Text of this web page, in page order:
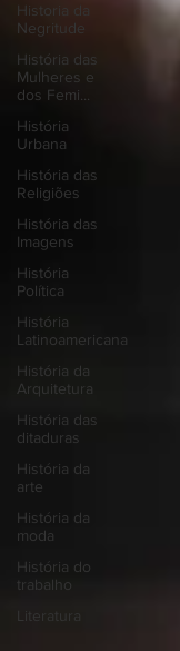
Historia da
Negritude
História das
Mulheres e
dos Femi...
História
Urbana
História das
Religiões
História das
Imagens
História
Política
História
Latinoamericana
História da
Arquitetura
História das
ditaduras
História da
arte
História da
moda
História do
trabalho
Literatura